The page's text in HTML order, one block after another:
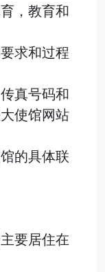
，教育和
求和过程
真号码和
使馆网站
的具体联
要居住在